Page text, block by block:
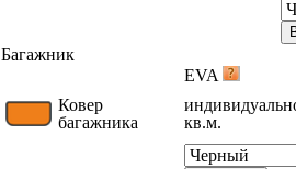
Багажник
EVA
Ковер
багажника
кв.м.